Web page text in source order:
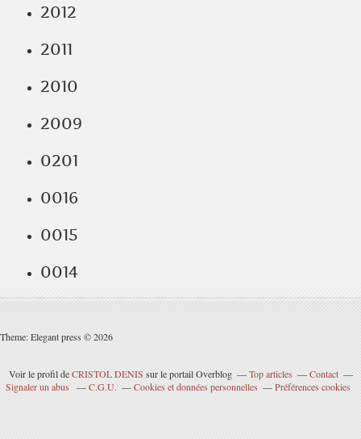
2012
2011
2010
2009
0201
0016
0015
0014
Theme: Elegant press © 2026
Voir le profil deCRISTOL DENIS sur le portail Overblog Top articles
Contact
Signaler un abus
C.G.U. Cookies et données personnelles Préférences cookies